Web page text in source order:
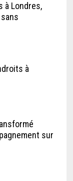
à Londres,
à
sur